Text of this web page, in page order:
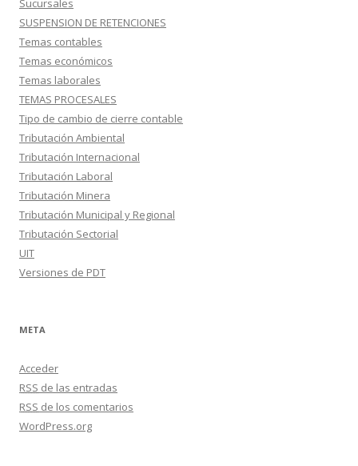
Sucursales
SUSPENSION DE RETENCIONES
Temas contables
Temas económicos
Temas laborales
TEMAS PROCESALES
Tipo de cambio de cierre contable
Tributación Ambiental
Tributación Internacional
Tributación Laboral
Tributación Minera
Tributación Municipal y Regional
Tributación Sectorial
UIT
Versiones de PDT
META
Acceder
RSS de las entradas
RSS de los comentarios
WordPress.org